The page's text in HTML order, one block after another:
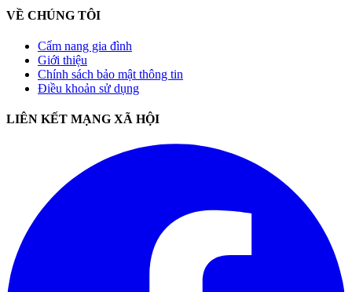
VỀ CHÚNG TÔI
Cẩm nang gia đình
Giới thiệu
Chính sách bảo mật thông tin
Điều khoản sử dụng
LIÊN KẾT MẠNG XÃ HỘI